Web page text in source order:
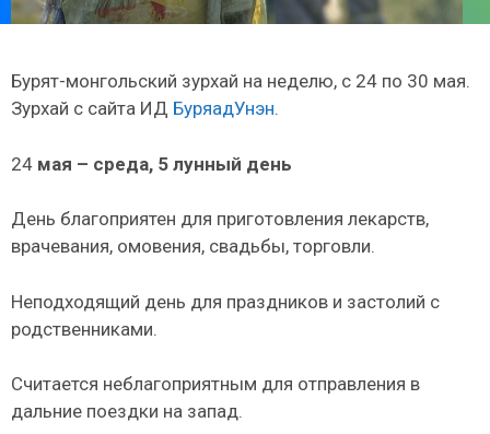
Бурят-монгольский зурхай на неделю, с 24 по 30 мая.
Зурхай с сайта ИД БуряадУнэн.
24 мая – среда, 5 лунный день
День благоприятен для приготовления лекарств,
врачева­ния, омовения, свадьбы, торговли.
Неподходящий день для праздников и застолий с
родственниками.
Считается неблагоприятным для отправления в
дальние поездки на запад.